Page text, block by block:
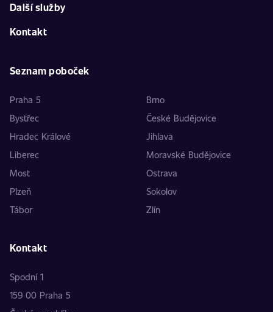
Další služby
Kontakt
Seznam poboček
Praha 5
Brno
Bystřec
České Budějovice
Hradec Králové
Jihlava
Liberec
Moravské Budějovice
Most
Ostrava
Plzeň
Sokolov
Tábor
Zlín
Kontakt
Spodní 1
159 00 Praha 5